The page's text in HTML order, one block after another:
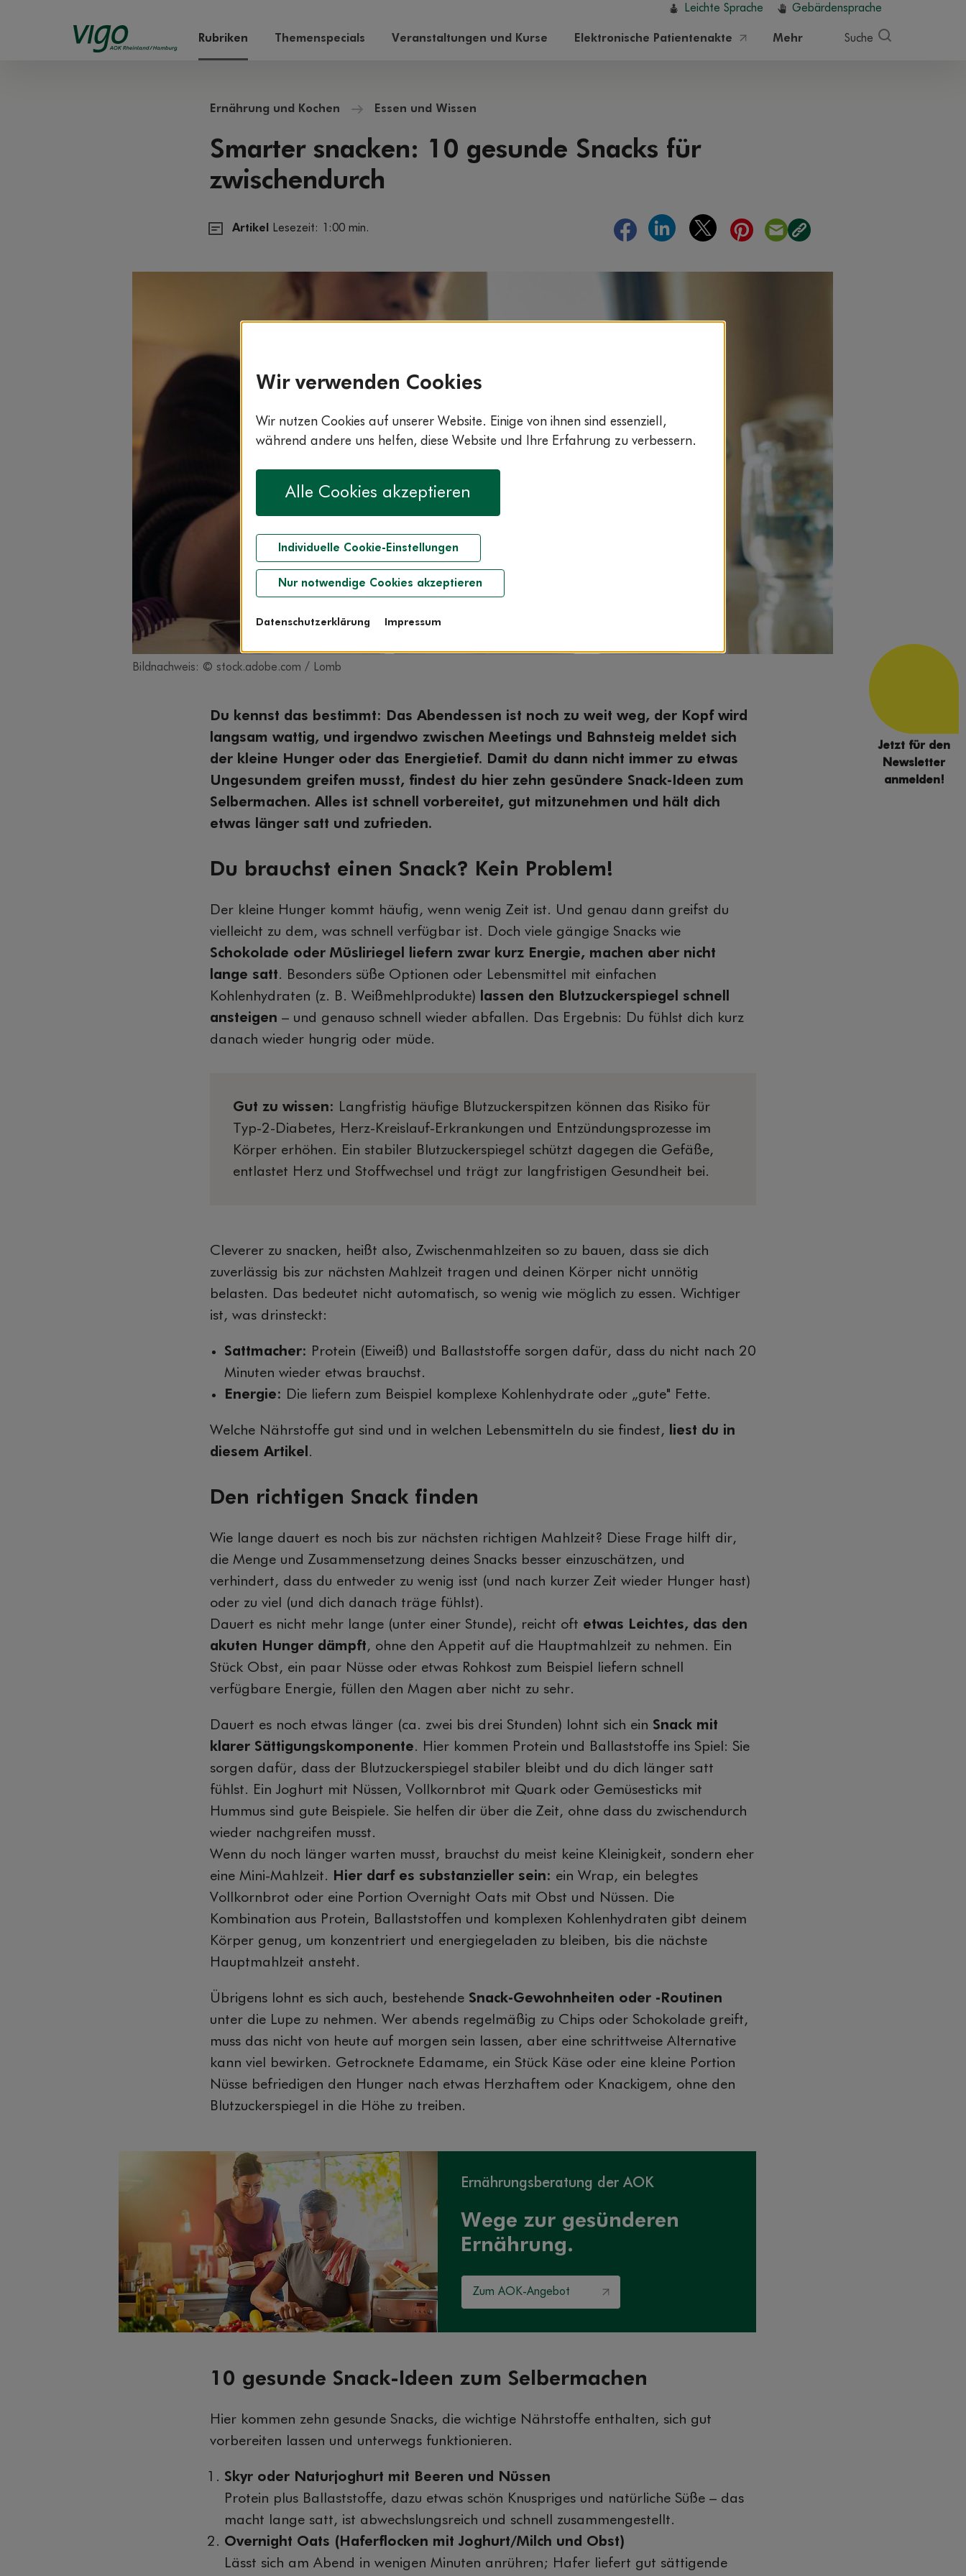
Leichte Sprache Gebärdensprache
Rubriken Themenspecials Veranstaltungen und Kurse Elektronische Patientenakte Mehr Suche
Ernährung und Kochen Essen und Wissen
Smarter snacken: 10 gesunde Snacks für
zwischendurch
Artikel Lesezeit: 1:00 min.
Bildnachweis: © stock.adobe.com / Lomb
Du kennst das bestimmt: Das Abendessen ist noch zu weit weg, der Kopf wird
langsam wattig, und irgendwo zwischen Meetings und Bahnsteig meldet sich
der kleine Hunger oder das Energietief. Damit du dann nicht immer zu etwas
Ungesundem greifen musst, findest du hier zehn gesündere Snack-Ideen zum
Selbermachen. Alles ist schnell vorbereitet, gut mitzunehmen und hält dich
etwas länger satt und zufrieden.
Du brauchst einen Snack? Kein Problem!
Der kleine Hunger kommt häufig, wenn wenig Zeit ist. Und genau dann greifst du
vielleicht zu dem, was schnell verfügbar ist. Doch viele gängige Snacks wie
Schokolade oder Müsliriegel liefern zwar kurz Energie, machen aber nicht
lange satt. Besonders süße Optionen oder Lebensmittel mit einfachen
Kohlenhydraten (z. B. Weißmehlprodukte)
lassen den Blutzuckerspiegel schnell
ansteigen – und genauso schnell wieder abfallen. Das Ergebnis: Du fühlst dich kurz
danach wieder hungrig oder müde.
Gut zu wissen: Langfristig häufige Blutzuckerspitzen können das Risiko für
Typ-2-Diabetes, Herz-Kreislauf-Erkrankungen und Entzündungsprozesse im
Körper erhöhen. Ein stabiler Blutzuckerspiegel schützt dagegen die Gefäße,
entlastet Herz und Stoffwechsel und trägt zur langfristigen Gesundheit bei.
Cleverer zu snacken, heißt also, Zwischenmahlzeiten so zu bauen, dass sie dich
zuverlässig bis zur nächsten Mahlzeit tragen und deinen Körper nicht unnötig
belasten. Das bedeutet nicht automatisch, so wenig wie möglich zu essen. Wichtiger
ist, was drinsteckt:
Sattmacher: Protein (Eiweiß) und Ballaststoffe sorgen dafür, dass du nicht nach 20
Minuten wieder etwas brauchst.
Energie: Die liefern zum Beispiel komplexe Kohlenhydrate oder „gute" Fette.
Welche Nährstoffe gut sind und in welchen Lebensmitteln du sie findest,
liest du in
diesem Artikel .
Den richtigen Snack finden
Wie lange dauert es noch bis zur nächsten richtigen Mahlzeit? Diese Frage hilft dir,
die Menge und Zusammensetzung deines Snacks besser einzuschätzen, und
verhindert, dass du entweder zu wenig isst (und nach kurzer Zeit wieder Hunger hast)
oder zu viel (und dich danach träge fühlst).
Dauert es nicht mehr lange (unter einer Stunde), reicht oft etwas Leichtes, das den
akuten Hunger dämpft, ohne den Appetit auf die Hauptmahlzeit zu nehmen. Ein
Stück Obst, ein paar Nüsse oder etwas Rohkost zum Beispiel liefern schnell
verfügbare Energie, füllen den Magen aber nicht zu sehr.
Dauert es noch etwas länger (ca. zwei bis drei Stunden) lohnt sich ein Snack mit
klarer Sättigungskomponente. Hier kommen Protein und Ballaststoffe ins Spiel: Sie
sorgen dafür, dass der Blutzuckerspiegel stabiler bleibt und du dich länger satt
fühlst. Ein Joghurt mit Nüssen, Vollkornbrot mit Quark oder Gemüsesticks mit
Hummus sind gute Beispiele. Sie helfen dir über die Zeit, ohne dass du zwischendurch
wieder nachgreifen musst.
Wenn du noch länger warten musst, brauchst du meist keine Kleinigkeit, sondern eher
eine Mini-Mahlzeit.
Hier darf es substanzieller sein: ein Wrap, ein belegtes
Vollkornbrot oder eine Portion Overnight Oats mit Obst und Nüssen. Die
Kombination aus Protein, Ballaststoffen und komplexen Kohlenhydraten gibt deinem
Körper genug, um konzentriert und energiegeladen zu bleiben, bis die nächste
Hauptmahlzeit ansteht.
Übrigens lohnt es sich auch, bestehende Snack-Gewohnheiten oder -Routinen
unter die Lupe zu nehmen. Wer abends regelmäßig zu Chips oder Schokolade greift,
muss das nicht von heute auf morgen sein lassen, aber eine schrittweise Alternative
kann viel bewirken. Getrocknete Edamame, ein Stück Käse oder eine kleine Portion
Nüsse befriedigen den Hunger nach etwas Herzhaftem oder Knackigem, ohne den
Blutzuckerspiegel in die Höhe zu treiben.
Ernährungsberatung der AOK
Wege zur gesünderen
Ernährung.
Zum AOK-Angebot
10 gesunde Snack-Ideen zum Selbermachen
Hier kommen zehn gesunde Snacks, die wichtige Nährstoffe enthalten, sich gut
vorbereiten lassen und unterwegs funktionieren.
Skyr oder Naturjoghurt mit Beeren und Nüssen
Protein plus Ballaststoffe, dazu etwas schön Knuspriges und natürliche Süße – das
macht lange satt, ist abwechslungsreich und schnell zusammengestellt.
Overnight Oats (Haferflocken mit Joghurt/Milch und Obst)
Lässt sich am Abend in wenigen Minuten anrühren; Hafer liefert gut sättigende
Jetzt für den
Newsletter
anmelden!
Wir verwenden Cookies
Wir nutzen Cookies auf unserer Website. Einige von ihnen sind essenziell,
während andere uns helfen, diese Website und Ihre Erfahrung zu verbessern.
Alle Cookies akzeptieren
Individuelle Cookie-Einstellungen
Nur notwendige Cookies akzeptieren
Datenschutzerklärung Impressum